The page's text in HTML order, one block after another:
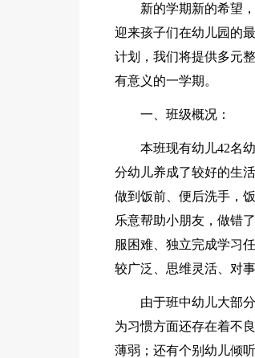
新的学期新的希望
迎来孩子们在幼儿园的
计划，我们将提供多元
有意义的一学期。
一、班级概况：
本班现有幼儿42名
分幼儿养成了较好的生
做到饭前、便后洗手，
乐意帮助小朋友，做错
服困难、独立完成学习
较广泛、思维灵活、对
由于班中幼儿大部
为习惯方面还存在着不
薄弱；还有个别幼儿倾